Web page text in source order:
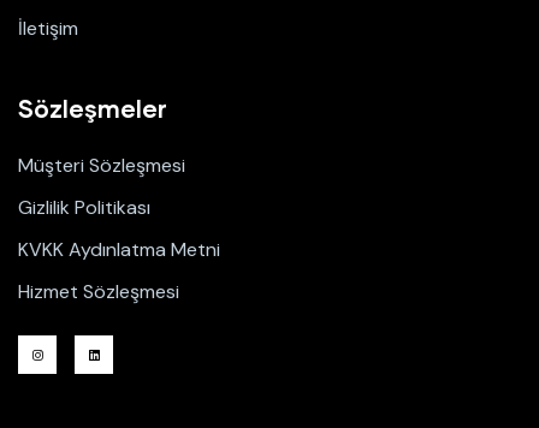
İletişim
Sözleşmeler
Müşteri Sözleşmesi
Gizlilik Politikası
KVKK Aydınlatma Metni
Hizmet Sözleşmesi